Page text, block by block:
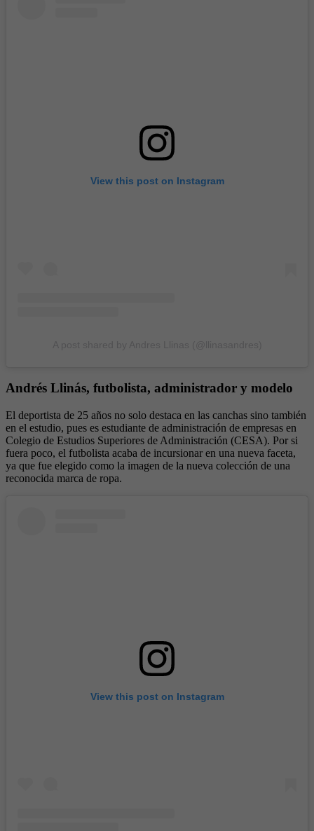
View this post on Instagram
Andrés Llinás, futbolista, administrador y modelo
El deportista de 25 años no solo destaca en las canchas sino también
en el estudio, pues es estudiante de administración de empresas en
Colegio de Estudios Superiores de Administración (CESA). Por si
fuera poco, el futbolista acaba de incursionar en una nueva faceta,
ya que fue elegido como la imagen de la nueva colección de una
reconocida marca de ropa.
View this post on Instagram